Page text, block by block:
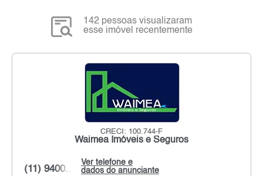
142 pessoas visualizaram
esse imóvel recentemente
CRECI: 100.744-F
Waimea Imóveis e Seguros
Ver telefone e
dados do anunciante
(11) 9400...